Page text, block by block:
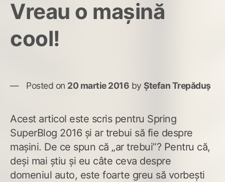
Vreau o mașină
cool!
Posted on 20 martie 2016 by Ștefan Trepăduș
Acest articol este scris pentru Spring
SuperBlog 2016 și ar trebui să fie despre
mașini. De ce spun că „ar trebui”? Pentru că,
deși mai știu și eu câte ceva despre
domeniul auto, este foarte greu să vorbești